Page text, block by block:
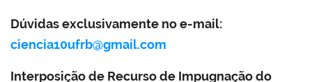
Dúvidas exclusivamente no e-mail:
ciencia10ufrb@gmail.com
Interposição de Recurso de Impugnação do